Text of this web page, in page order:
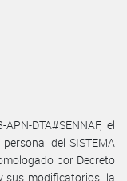
DTA#SENNAF, el
del SISTEMA
por Decreto
sus modificatorios, la